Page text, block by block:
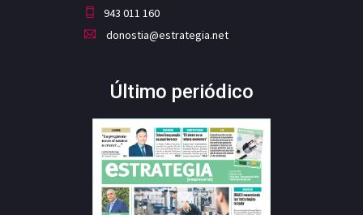
943 011 160
donostia@estrategia.net
Último periódico